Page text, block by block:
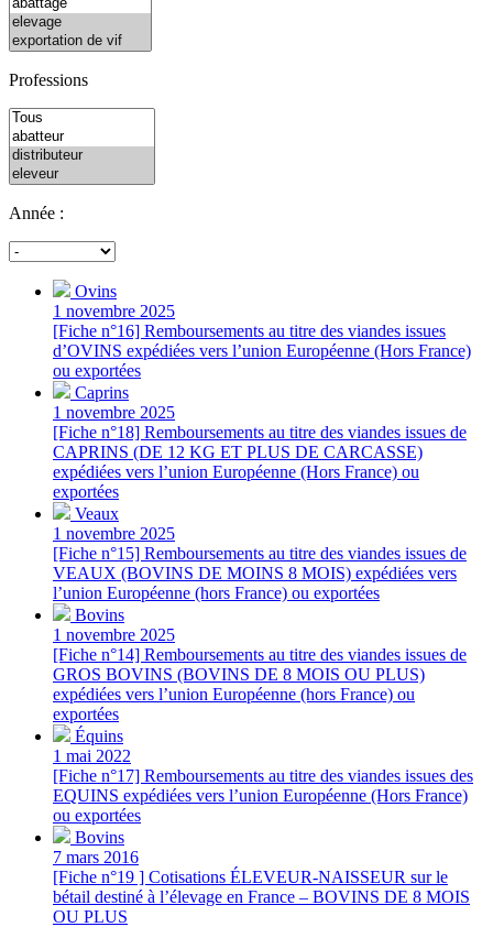
Professions
Année :
Ovins
1 novembre 2025
[Fiche n°16] Remboursements au titre des viandes issues
d’OVINS expédiées vers l’union Européenne (Hors France)
ou exportées
Caprins
1 novembre 2025
[Fiche n°18] Remboursements au titre des viandes issues de
CAPRINS (DE 12 KG ET PLUS DE CARCASSE)
expédiées vers l’union Européenne (Hors France) ou
exportées
Veaux
1 novembre 2025
[Fiche n°15] Remboursements au titre des viandes issues de
VEAUX (BOVINS DE MOINS 8 MOIS) expédiées vers
l’union Européenne (hors France) ou exportées
Bovins
1 novembre 2025
[Fiche n°14] Remboursements au titre des viandes issues de
GROS BOVINS (BOVINS DE 8 MOIS OU PLUS)
expédiées vers l’union Européenne (hors France) ou
exportées
Équins
1 mai 2022
[Fiche n°17] Remboursements au titre des viandes issues des
EQUINS expédiées vers l’union Européenne (Hors France)
ou exportées
Bovins
7 mars 2016
[Fiche n°19 ] Cotisations ÉLEVEUR-NAISSEUR sur le
bétail destiné à l’élevage en France – BOVINS DE 8 MOIS
OU PLUS